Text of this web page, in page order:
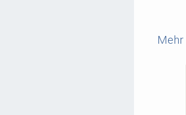
Mehr